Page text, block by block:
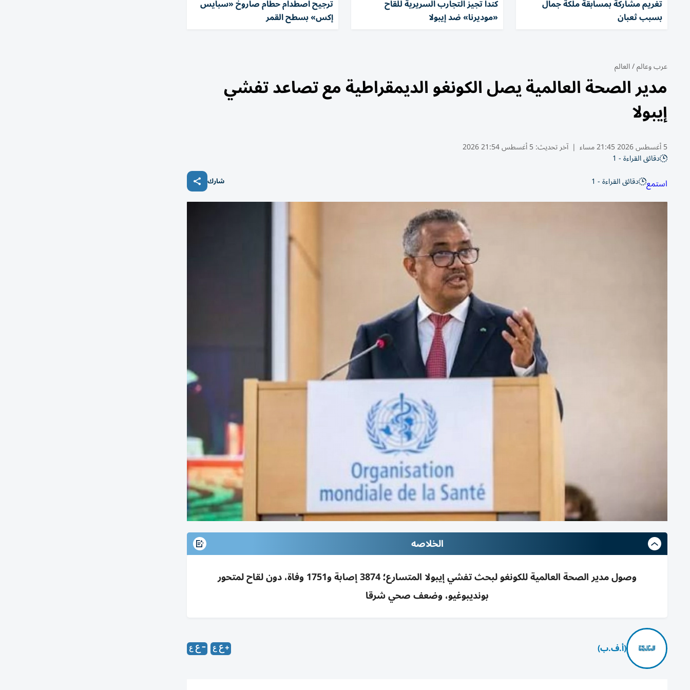
تغريم مشاركة بمسابقة ملكة جمال
بسبب ثعبان
كندا تجيز التجارب السريرية للقاح
«موديرنا» ضد إيبولا
ترجيح اصطدام حطام صاروخ «سبايس
إكس» بسطح القمر
عرب وعالم/العالم
مدير الصحة العالمية يصل الكونغو الديمقراطية مع تصاعد تفشي
إيبولا
5 أغسطس 2026 21:45 مساء | آخر تحديث:5 أغسطس 21:54 2026
دقائق القراءة - 1
استمع دقائق القراءة - 1 شارك
الخلاصه
وصول مدير الصحة العالمية للكونغو لبحث تفشي إيبولا المتسارع؛ 3874 إصابة و1751 وفاة، دون لقاح لمتحور
بونديبوغيو، وضعف صحي شرقا
(أ.ف.ب)